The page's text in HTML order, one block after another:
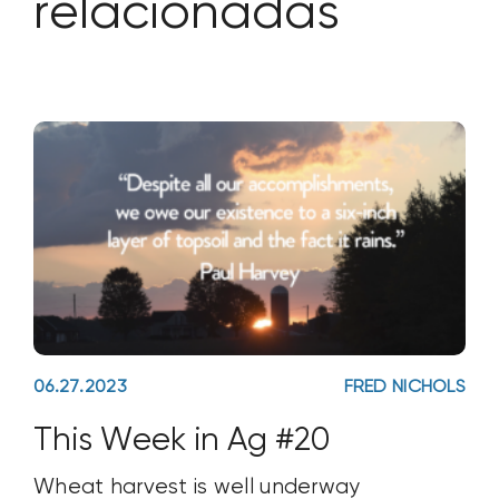
relacionadas
06.27.2023 FRED NICHOLS
This Week in Ag #20
Wheat harvest is well underway